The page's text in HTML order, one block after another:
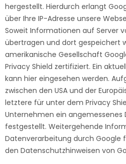
hergestellt. Hierdurch erlangt
über Ihre IP-Adresse unsere
Soweit Informationen auf Server
übertragen und dort gespeichert
amerikanische Gesellschaft
Privacy Shield zertifiziert. Ein
kann hier eingesehen werden.
zwischen den USA und der
letztere für unter dem Privacy
Unternehmen ein angemessenes
festgestellt. Weitergehende
Datenverarbeitung durch Google
den Datenschutzhinweisen von